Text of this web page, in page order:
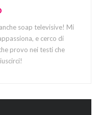
soap televisive! Mi
e cerco di
provo nei testi che